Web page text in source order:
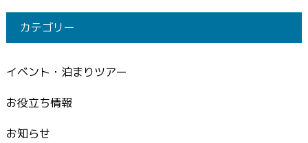
カテゴリー
イベント・泊まりツアー
お役立ち情報
お知らせ